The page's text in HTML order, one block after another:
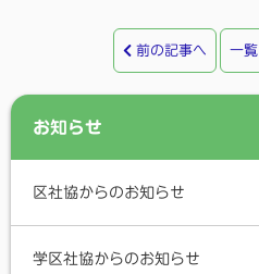
前の記事へ 一覧
お知らせ
区社協からのお知らせ
学区社協からのお知らせ